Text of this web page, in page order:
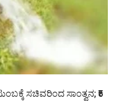
ಸಚಿವರಿಂದ ಸಾಂತ್ವನ; ₹5